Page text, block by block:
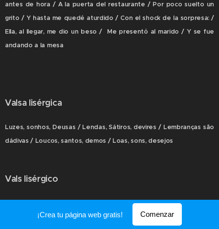
antes de hora / A la puerta del restaurante / Por poco suelto un
grito / Y hasta me quedé aturdido / Con el shock de la sorpresa: /
Ella, al llegar, me dio un beso / Me presentó al marido / Y se fue
andando a la mesa
Valsa lisérgica
Luzes, sonhos, Deusas / Lendas, Sátiros, devires / Lembranças são
dádivas / Loucos, santos, demos / Loas, sons, desejos
Vals lisérgico
Luces, sueños, diosas / Leyendas, sátiros, devenires / Los
recuerdos son dones / Locos, santos, demonios / Loas, sueños,
¡Crea tu página web gratis! Comenzar